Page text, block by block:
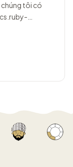
tôi có